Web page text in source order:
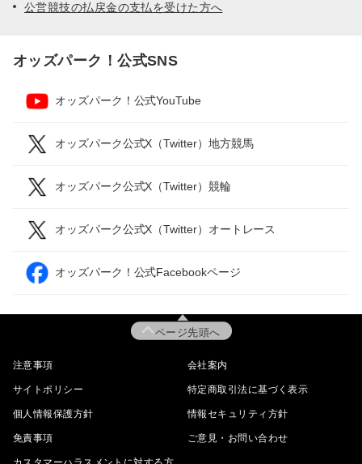
公営競技の払戻金の支払を受けた方へ
オッズパーク！公式SNS
オッズパーク！公式YouTube
オッズパーク公式X（Twitter）地方競馬
オッズパーク公式X（Twitter）競輪
オッズパーク公式X（Twitter）オートレース
オッズパーク！公式Facebookページ
ページ先頭へ
注意事項 会社案内
サイトポリシー 特定商取引法に基づく表示
個人情報保護方針 情報セキュリティ方針
免責事項 ご意見・お問い合わせ